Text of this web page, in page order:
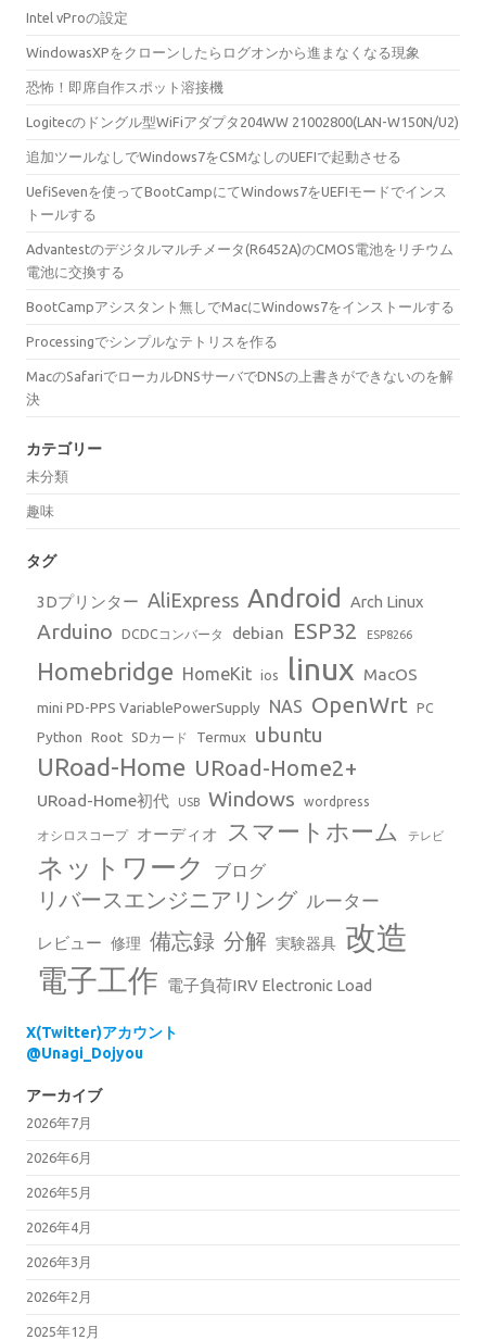
Intel vProの設定
WindowasXPをクローンしたらログオンから進まなくなる現象
恐怖！即席自作スポット溶接機
Logitecのドングル型WiFiアダプタ204WW 21002800(LAN-W150N/U2)
追加ツールなしでWindows7をCSMなしのUEFIで起動させる
UefiSevenを使ってBootCampにてWindows7をUEFIモードでインス
トールする
Advantestのデジタルマルチメータ(R6452A)のCMOS電池をリチウム
電池に交換する
BootCampアシスタント無しでMacにWindows7をインストールする
Processingでシンプルなテトリスを作る
MacのSafariでローカルDNSサーバでDNSの上書きができないのを解
決
カテゴリー
未分類
趣味
タグ
3Dプリンター AliExpress Android Arch Linux
Arduino DCDCコンバータ debian ESP32 ESP8266
Homebridge HomeKit ios linux MacOS
mini PD-PPS VariablePowerSupply NAS OpenWrt PC
Python Root SDカード Termux ubuntu
URoad-Home URoad-Home2+
URoad-Home初代 USB Windows wordpress
オシロスコープ オーディオ スマートホーム テレビ
ネットワーク ブログ
リバースエンジニアリング ルーター
レビュー 修理 備忘録 分解 実験器具 改造
電子工作 電子負荷IRV Electronic Load
X(Twitter)アカウント
@Unagi_Dojyou
アーカイブ
2026年7月
2026年6月
2026年5月
2026年4月
2026年3月
2026年2月
2025年12月